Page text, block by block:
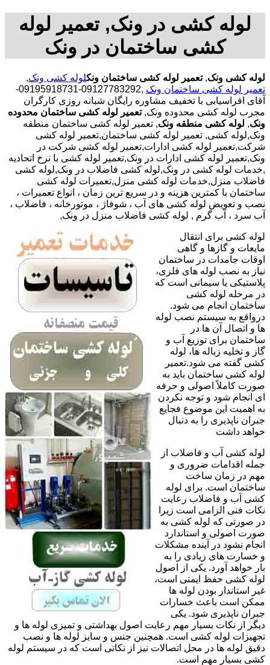
لوله کشی در ونک, تعمیر لوله
کشی ساختمان در ونک
لوله کشی ونک,تعمیر لوله کشی ساختمان ونکلوله کشی ونک,
تعمیر لوله کشی ساختمان ونک
,09127783292-09195918731-
آقای افراسیابی با تخفیف مشاوره رایگان شبانه روزی کارگران
مجرب لوله کشی محدوده ونک,تعمیر لوله کشی ساختمان محدوده
ونک, لوله کشی منطقه ونک, تعمیر لوله کشی ساختمان منطقه
ونک,لوله کشی, تعمیر لوله کشی ساختمان,تعمیر لوله کشی
شرکت,تعمیر لوله کشی ادارات,تعمیر لوله کشی شرکت در
ونک,تعمیر لوله کشی ادارات در ونک,تعمیر لوله کشی با نرخ اتحادیه
,خدمات لوله کشی در ونک,لوله کشی فاضلاب در ونک,لوله کشی
فاضلاب منزل,خدمات لوله کشی منزل,تعمیرات لوله کشی
ساختمان با کمترین هزینه و در سریع ترین زمان ، انواع تعمیرات ،
نصب و تعویض لوله کشی های آب ، شوفاژ ، موتورخانه ، فاضلاب ،
آب سرد ، آب گرم , لوله کشی فاضلاب منزل در ونک,
لوله کشی برای انتقال
مایعات و گازها و گاهی
اوقات جامدات در ساختمان
نیاز به نصب لوله های فلزی،
پلاستیکی یا سیمانی است که
در مرحله لوله کشی
ساختمان انجام می شود.
درواقع به سیستم نصب لوله
ها و اتصال آن ها در
ساختمان برای توزیع آب و
گاز و تخلیه زباله ها، لوله
کشی گفته می شود.تعمیر
لوله کشی ساختمان باید به
صورت کاملاً اصولی و حرفه
ای انجام شود و توجه نکردن
به اهمیت این موضوع فجایع
جبران ناپذیری را به دنبال
خواهد داشت
لوله کشی آب و فاضلاب از
جمله اقدامات ضروری و
مهم در زمان ساخت
ساختمان است. برای لوله
کشی آب و فاضلاب رعایت
نکات فنی الزامی است زیرا
در صورتی که لوله کشی به
صورت اصولی و استاندارد
انجام نشود در آینده مشکلات
و خسارت های زیادی را به
بار خواهد آورد. یکی از اصول
لوله کشی حفظ ایمنی است،
غیر استاندار بودن لوله ها
ممکن است باعث خسارات
جبران ناپذیری شود. یکی
دیگر از نکات بسیار مهم رعایت اصول بهداشتی و تمیزی لوله ها و
تجهیزات لوله کشی است. همچنین جنس و سایز لوله ها و نصب
دقیق لوله ها در محل اتصالات نیز از نکاتی است که در سیستم لوله
کشی بسیار مهم است.